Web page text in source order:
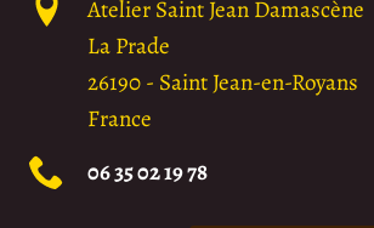
Atelier Saint Jean Damascène
La Prade
26190- Saint Jean-en-Royans
France
06 35 02 19 78